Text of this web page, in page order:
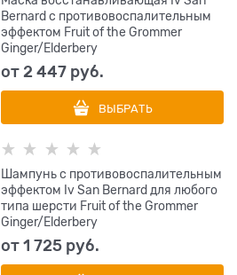
Bernard с противовоспалительным
эффектом Fruit of the Grommer
Ginger/Elderbery
от2 447 руб.
ВЫБРАТЬ
Шампунь с противовоспалительным
эффектом Iv San Bernard для любого
типа шерсти Fruit of the Grommer
Ginger/Elderbery
от1 725 руб.